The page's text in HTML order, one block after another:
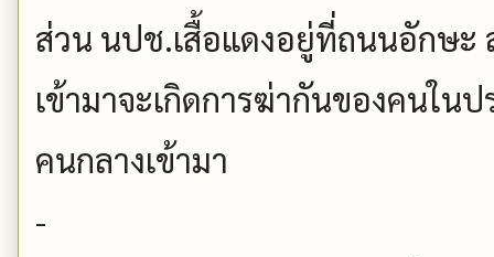
ส่วน นปช.เสื้อแดงอยู่ที่ถนนอักษะ
เข้ามาจะเกิดการฆ่ากันของคนใน
คนกลางเข้ามา
-